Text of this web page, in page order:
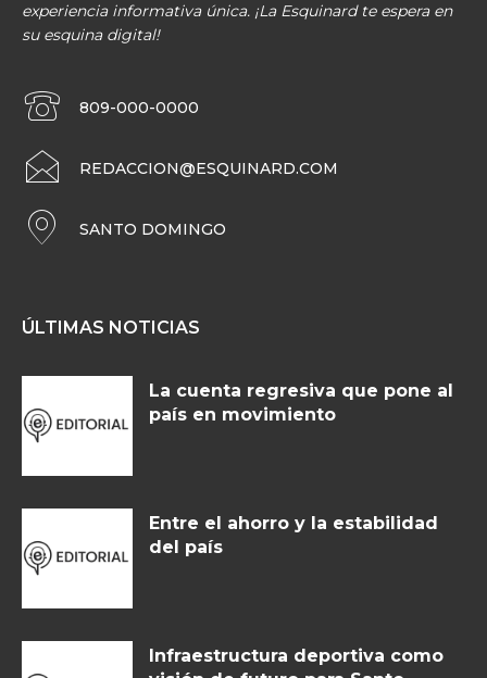
experiencia informativa única. ¡La Esquinard te espera en
su esquina digital!
809-000-0000
REDACCION@ESQUINARD.COM
SANTO DOMINGO
ÚLTIMAS NOTICIAS
La cuenta regresiva que pone al
país en movimiento
Entre el ahorro y la estabilidad
del país
Infraestructura deportiva como